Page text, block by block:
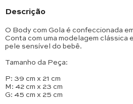
Descrição
O Body com Gola é confeccionada
Conta com uma modelagem clássica
pele sensível do bebê.
Tamanho da Peça:
P: 39 cm x 21 cm
M: 42 cm x 23 cm
G: 45 cm x 25 cm